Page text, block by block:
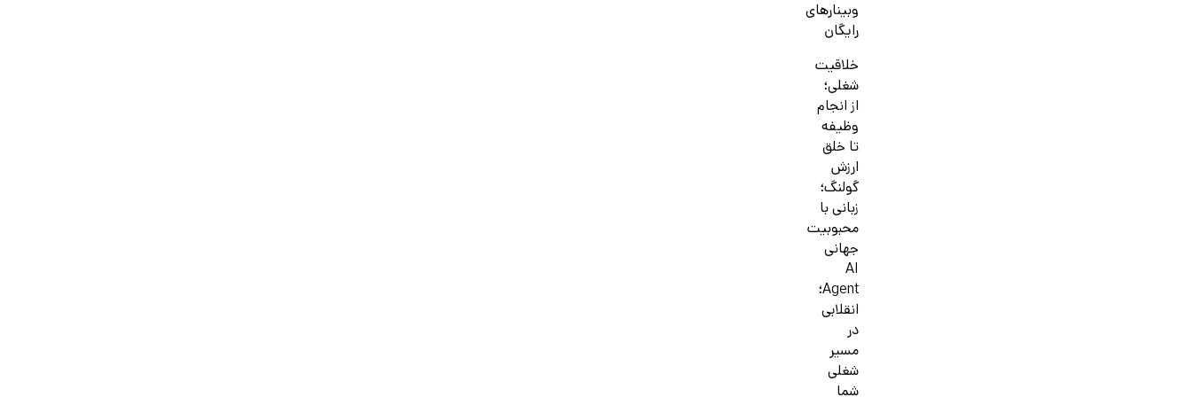
وبینارهای
رایگان
خلاقیت
شغلی؛
از انجام
وظیفه
تا خلق
ارزش
گولنگ؛
زبانی با
محبوبیت
جهانی
AI
Agent؛
انقلابی
در
مسیر
شغلی